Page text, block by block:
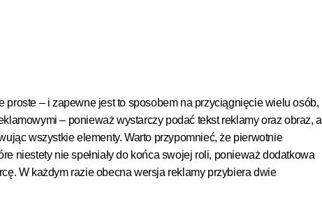
– i zapewne jest to sposobem na przyciągnięcie wielu osób,
– ponieważ wystarczy podać tekst reklamy oraz obraz, a
wszystkie elementy. Warto przypomnieć, że pierwotnie
niestety nie spełniały do końca swojej roli, ponieważ dodatkowa
W każdym razie obecna wersja reklamy przybiera dwie